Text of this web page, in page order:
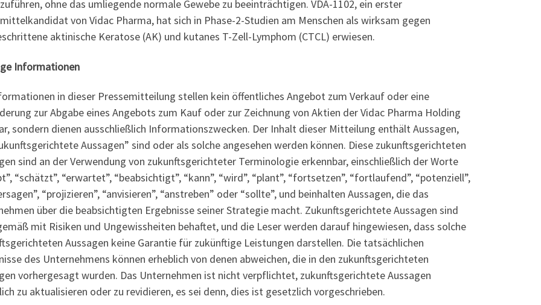
ohne das umliegende normale Gewebe zu beeinträchtigen. VDA-1102, ein erster
von Vidac Pharma, hat sich in Phase-2-Studien am Menschen als wirksam gegen
aktinische Keratose (AK) und kutanes T-Zell-Lymphom (CTCL) erwiesen.
Informationen
in dieser Pressemitteilung stellen kein öffentliches Angebot zum Verkauf oder eine
zur Abgabe eines Angebots zum Kauf oder zur Zeichnung von Aktien der Vidac Pharma Holding
sondern dienen ausschließlich Informationszwecken. Der Inhalt dieser Mitteilung enthält Aussagen,
Aussagen” sind oder als solche angesehen werden können. Diese zukunftsgerichteten
sind an der Verwendung von zukunftsgerichteter Terminologie erkennbar, einschließlich der Worte
“schätzt”, “erwartet”, “beabsichtigt”, “kann”, “wird”, “plant”, “fortsetzen”, “fortlaufend”, “potenziell”,
“projizieren”, “anvisieren”, “anstreben” oder “sollte”, und beinhalten Aussagen, die das
über die beabsichtigten Ergebnisse seiner Strategie macht. Zukunftsgerichtete Aussagen sind
mit Risiken und Ungewissheiten behaftet, und die Leser werden darauf hingewiesen, dass solche
Aussagen keine Garantie für zukünftige Leistungen darstellen. Die tatsächlichen
des Unternehmens können erheblich von denen abweichen, die in den zukunftsgerichteten
vorhergesagt wurden. Das Unternehmen ist nicht verpflichtet, zukunftsgerichtete Aussagen
zu aktualisieren oder zu revidieren, es sei denn, dies ist gesetzlich vorgeschrieben.